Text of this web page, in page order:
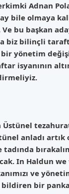
Adnan
bile olmaya
bu başkan
biz bilinçli
bir yönetim
isyanının
Üstünel
anladı artık
In Haldun
ve
bir